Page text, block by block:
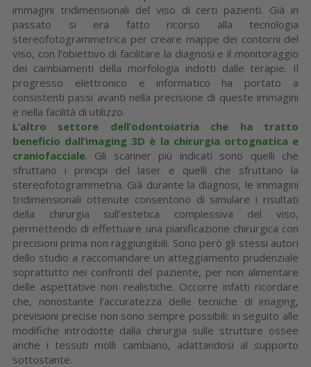
immagini tridimensionali del viso di certi pazienti. Già in
passato si era fatto ricorso alla tecnologia
stereofotogrammetrica per creare mappe dei contorni del
viso, con l’obiettivo di facilitare la diagnosi e il monitoraggio
dei cambiamenti della morfologia indotti dalle terapie. Il
progresso elettronico e informatico ha portato a
consistenti passi avanti nella precisione di queste immagini
e nella facilità di utilizzo.
L’altro settore dell’odontoiatria che ha tratto
beneficio dall’imaging 3D è la chirurgia ortognatica e
craniofacciale. Gli scanner più indicati sono quelli che
sfruttano i principi del laser e quelli che sfruttano la
stereofotogrammetria. Già durante la diagnosi, le immagini
tridimensionali ottenute consentono di simulare i risultati
della chirurgia sull’estetica complessiva del viso,
permettendo di effettuare una pianificazione chirurgica con
precisioni prima non raggiungibili. Sono però gli stessi autori
dello studio a raccomandare un atteggiamento prudenziale
soprattutto nei confronti del paziente, per non alimentare
delle aspettative non realistiche. Occorre infatti ricordare
che, nonostante l’accuratezza delle tecniche di imaging,
previsioni precise non sono sempre possibili: in seguito alle
modifiche introdotte dalla chirurgia sulle strutture ossee
anche i tessuti molli cambiano, adattandosi al supporto
sottostante.